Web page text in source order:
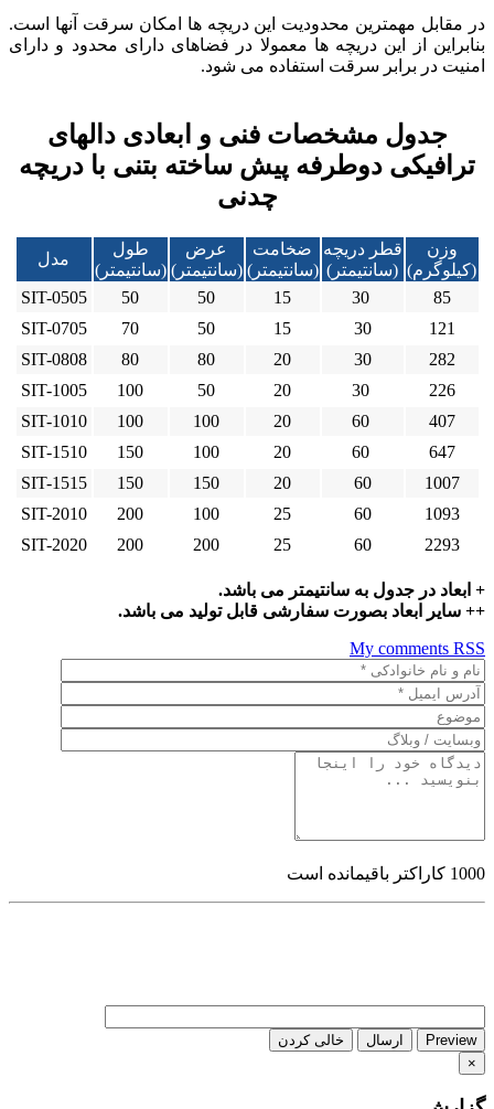
در مقابل مهمترین محدودیت این دریچه ها امکان سرقت آنها است.
بنابراین از این دریچه ها معمولا در فضاهای دارای محدود و دارای
امنیت در برابر سرقت استفاده می شود.
جدول مشخصات فنی و ابعادی دالهای
ترافیکی دوطرفه پیش ساخته بتنی با دریچه
چدنی
مدل
طول
(سانتیمتر)
عرض
(سانتیمتر)
ضخامت
(سانتیمتر)
قطر دریچه
(سانتیمتر)
وزن
(کیلوگرم)
SIT-0505
50 50 15 30
85
SIT-0705
70 50 15 30
121
SIT-0808
80 80 20 30
282
SIT-1005
100 50 20 30
226
SIT-1010
100 100 20 60
407
SIT-1510
150 100 20 60
647
SIT-1515
150 150 20 60
1007
SIT-2010
200 100 25 60
1093
SIT-2020
200 200 25 60 2293
+ ابعاد در جدول به سانتیمتر می باشد.
++ سایر ابعاد بصورت سفارشی قابل تولید می باشد.
My comments RSS
1000 کاراکتر باقیمانده است
Preview ارسال
خالی کردن
×